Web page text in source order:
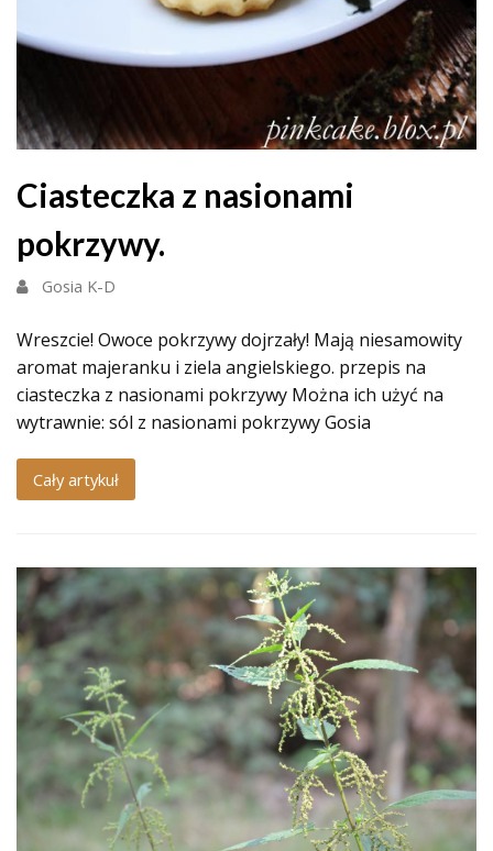
Ciasteczka z nasionami
pokrzywy.
Gosia K-D
Wreszcie! Owoce pokrzywy dojrzały! Mają niesamowity
aromat majeranku i ziela angielskiego. przepis na
ciasteczka z nasionami pokrzywy Można ich użyć na
wytrawnie: sól z nasionami pokrzywy Gosia
Cały artykuł